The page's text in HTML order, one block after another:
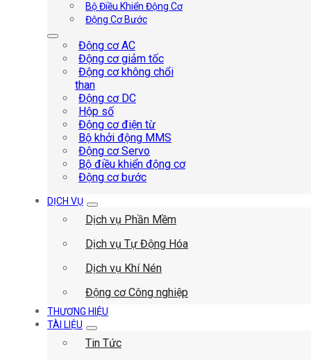
Bộ Điều Khiển Động Cơ
Động Cơ Bước
Động cơ AC
Động cơ giảm tốc
Động cơ không chổi
than
Động cơ DC
Hộp số
Động cơ điện từ
Bộ khởi động MMS
Động cơ Servo
Bộ điều khiển động cơ
Động cơ bước
DỊCH VỤ
Dịch vụ Phần Mềm
Dịch vụ Tự Động Hóa
Dịch vụ Khí Nén
Động cơ Công nghiệp
THƯƠNG HIỆU
TÀI LIỆU
Tin Tức